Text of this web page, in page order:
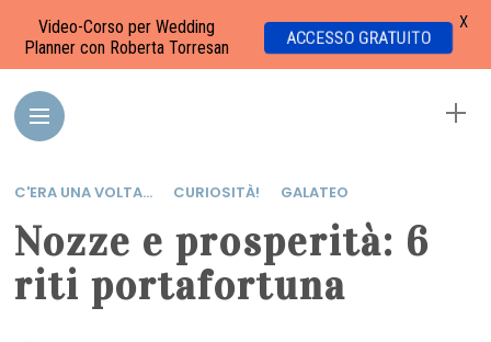
C'ERA UNA VOLTA... CURIOSITÀ! GALATEO
Nozze e prosperità: 6
riti portafortuna
Video-Corso per Wedding
Planner con Roberta Torresan
ACCESSO GRATUITO
X